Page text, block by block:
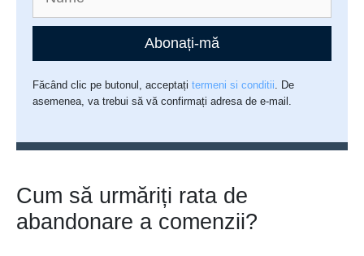
Abonați-mă
Făcând clic pe butonul, acceptațitermeni si conditii. De
asemenea, va trebui să vă confirmați adresa de e-mail.
Cum să urmăriți rata de
abandonare a comenzii?